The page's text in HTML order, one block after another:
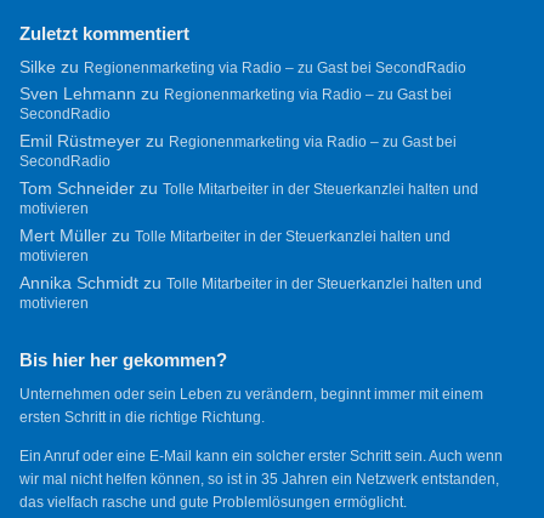
Zuletzt kommentiert
Silkezu Regionenmarketing via Radio – zu Gast bei SecondRadio
Sven Lehmann zu Regionenmarketing via Radio – zu Gast bei
SecondRadio
Emil Rüstmeyerzu Regionenmarketing via Radio – zu Gast bei
SecondRadio
Tom Schneiderzu Tolle Mitarbeiter in der Steuerkanzlei halten und
motivieren
Mert Müllerzu Tolle Mitarbeiter in der Steuerkanzlei halten und
motivieren
Annika Schmidtzu Tolle Mitarbeiter in der Steuerkanzlei halten und
motivieren
Bis hier her gekommen?
Unternehmen oder sein Leben zu verändern, beginnt immer mit einem
ersten Schritt in die richtige Richtung.
Ein Anruf oder eine E-Mail kann ein solcher erster Schritt sein. Auch wenn
wir mal nicht helfen können, so ist in 35 Jahren ein Netzwerk entstanden,
das vielfach rasche und gute Problemlösungen ermöglicht.